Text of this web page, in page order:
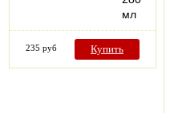
мл
235 руб Купить